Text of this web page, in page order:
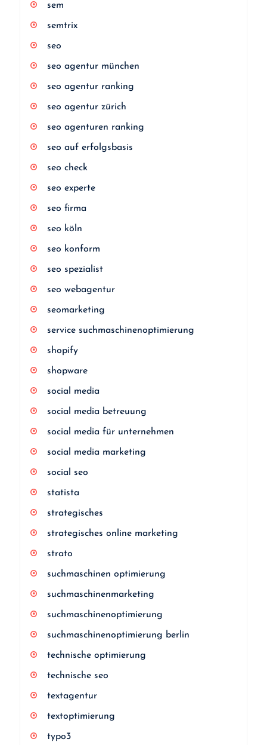
sem
semtrix
seo
seo agentur münchen
seo agentur ranking
seo agentur zürich
seo agenturen ranking
seo auf erfolgsbasis
seo check
seo experte
seo firma
seo köln
seo konform
seo spezialist
seo webagentur
seomarketing
service suchmaschinenoptimierung
shopify
shopware
social media
social media betreuung
social media für unternehmen
social media marketing
social seo
statista
strategisches
strategisches online marketing
strato
suchmaschinen optimierung
suchmaschinenmarketing
suchmaschinenoptimierung
suchmaschinenoptimierung berlin
technische optimierung
technische seo
textagentur
textoptimierung
typo3